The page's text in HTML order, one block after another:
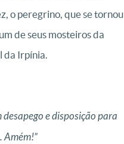
o peregrino, que se tornou
de seus mosteiros da
da Irpínia.
e disposição para
Amém!”